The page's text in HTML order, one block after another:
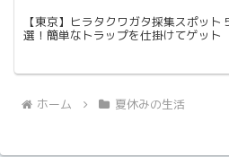
【東京】ヒラタクワガタ採集スポット
選！簡単なトラップを仕掛けてゲット
ホーム 夏休みの生活